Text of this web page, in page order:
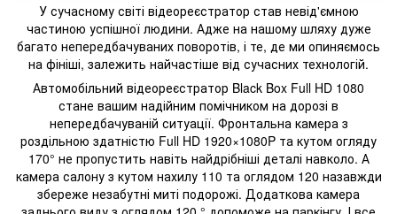
У сучасному світі відеореєстратор став невід'ємною
частиною успішної людини. Адже на нашому шляху дуже
багато непередбачуваних поворотів, і те, де ми опиняємось
на фініші, залежить найчастіше від сучасних технологій.
Автомобільний відеореєстратор Black Box Full HD 1080
стане вашим надійним помічником на дорозі в
непередбачуваній ситуації. Фронтальна камера з
роздільною здатністю Full HD 1920×1080P та кутом огляду
170° не пропустить навіть найдрібніші деталі навколо. А
камера салону з кутом нахилу 110 та оглядом 120 назавжди
збереже незабутні миті подорожі. Додаткова камера